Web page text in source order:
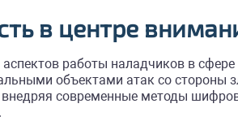
в центре
работы наладчиков в сфере
объектами атак со
внедряя современные методы